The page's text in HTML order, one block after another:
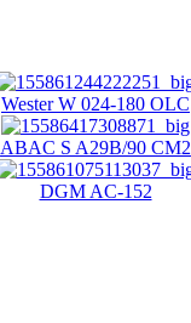
Wester W 024-180 OLC
ABAC S A29B/90 CM2
DGM AC-152